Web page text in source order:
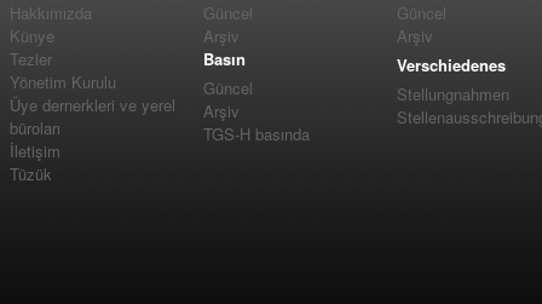
Hakkımızda
Künye
Tezler
Yönetim Kurulu
Üye dernerkleri ve yerel
büroları
İletişim
Tüzük
Güncel
Arşiv
Basın
Güncel
Arşiv
TGS-H basında
Güncel
Arşiv
Verschiedenes
Stellungnahmen